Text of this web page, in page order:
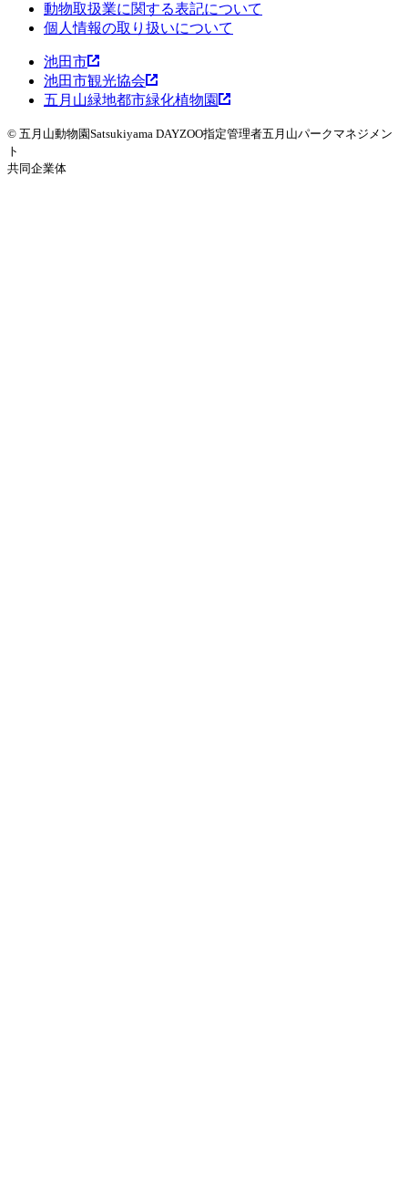
WOMBAT TOWN MAPウォンバットタウンマッ
プ
動物取扱業に関する表記について
個人情報の取り扱いについて
池田市
池田市観光協会
五月山緑地都市緑化植物園
© 五月山動物園Satsukiyama DAYZOO指定管理者五月山パークマネジメン
ト
共同企業体